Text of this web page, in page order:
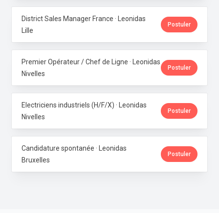
District Sales Manager France · Leonidas
Lille
Postuler
Premier Opérateur / Chef de Ligne · Leonidas
Nivelles
Postuler
Electriciens industriels (H/F/X) · Leonidas
Nivelles
Postuler
Candidature spontanée · Leonidas
Bruxelles
Postuler